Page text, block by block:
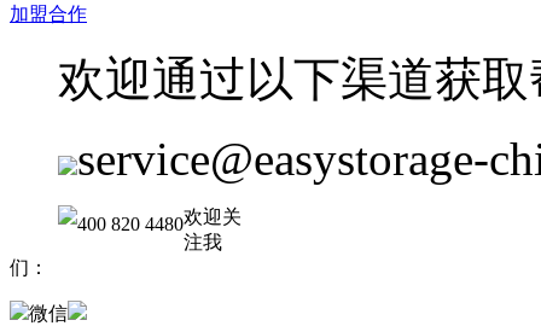
加盟合作
欢迎通过以下渠道获
service@easystorage-
400 820 4480欢迎关
注我
们：
微信